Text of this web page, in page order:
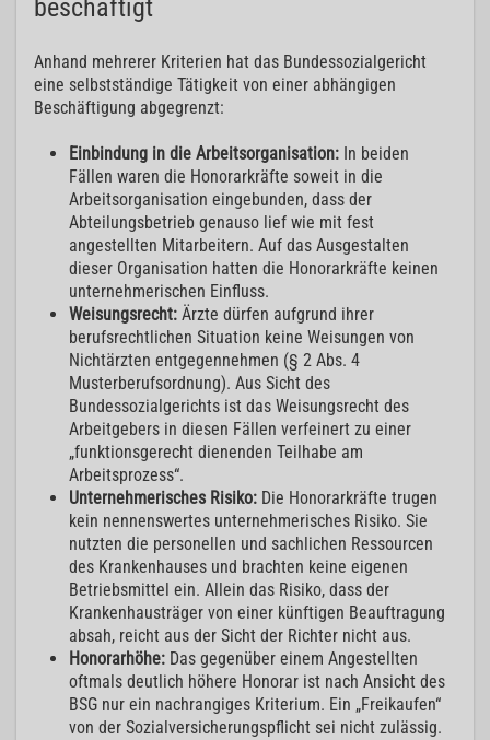
beschäftigt
Anhand mehrerer Kriterien hat das Bundessozialgericht
eine selbstständige Tätigkeit von einer abhängigen
Beschäftigung abgegrenzt:
Einbindung in die Arbeitsorganisation: In beiden
Fällen waren die Honorarkräfte soweit in die
Arbeitsorganisation eingebunden, dass der
Abteilungsbetrieb genauso lief wie mit fest
angestellten Mitarbeitern. Auf das Ausgestalten
dieser Organisation hatten die Honorarkräfte keinen
unternehmerischen Einfluss.
Weisungsrecht: Ärzte dürfen aufgrund ihrer
berufsrechtlichen Situation keine Weisungen von
Nichtärzten entgegennehmen (§ 2 Abs. 4
Musterberufsordnung). Aus Sicht des
Bundessozialgerichts ist das Weisungsrecht des
Arbeitgebers in diesen Fällen verfeinert zu einer
„funktionsgerecht dienenden Teilhabe am
Arbeitsprozess“.
Unternehmerisches Risiko: Die Honorarkräfte trugen
kein nennenswertes unternehmerisches Risiko. Sie
nutzten die personellen und sachlichen Ressourcen
des Krankenhauses und brachten keine eigenen
Betriebsmittel ein. Allein das Risiko, dass der
Krankenhausträger von einer künftigen Beauftragung
absah, reicht aus der Sicht der Richter nicht aus.
Honorarhöhe: Das gegenüber einem Angestellten
oftmals deutlich höhere Honorar ist nach Ansicht des
BSG nur ein nachrangiges Kriterium. Ein „Freikaufen“
von der Sozialversicherungspflicht sei nicht zulässig.